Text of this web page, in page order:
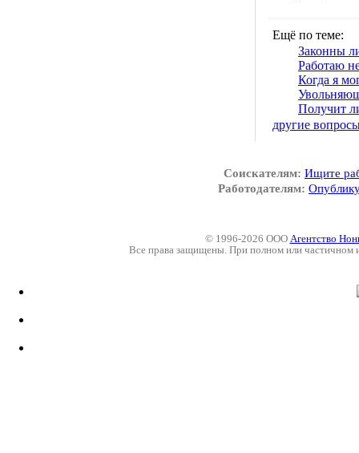
Ещё по теме:
Законны
Работаю
Когда я
Получит
другие
Соискателям: Ищите
Работодателям:
© 1996-2026 ООО Агентство
Все права защищены. При полном или частичном